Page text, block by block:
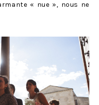
« nue », nous ne